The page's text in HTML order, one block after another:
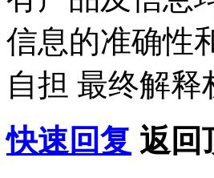
信息的准确性
自担 最终解
快速回复 返回